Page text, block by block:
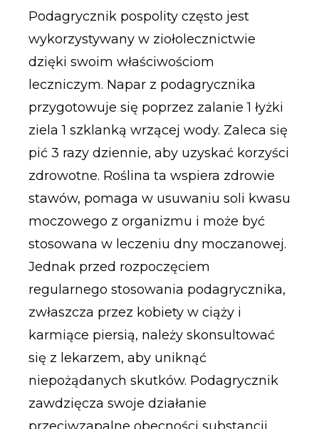
Podagrycznik pospolity często jest
wykorzystywany w ziołolecznictwie
dzięki swoim właściwościom
leczniczym. Napar z podagrycznika
przygotowuje się poprzez zalanie 1 łyżki
ziela 1 szklanką wrzącej wody. Zaleca się
pić 3 razy dziennie, aby uzyskać korzyści
zdrowotne. Roślina ta wspiera zdrowie
stawów, pomaga w usuwaniu soli kwasu
moczowego z organizmu i może być
stosowana w leczeniu dny moczanowej.
Jednak przed rozpoczęciem
regularnego stosowania podagrycznika,
zwłaszcza przez kobiety w ciąży i
karmiące piersią, należy skonsultować
się z lekarzem, aby uniknąć
niepożądanych skutków. Podagrycznik
zawdzięcza swoje działanie